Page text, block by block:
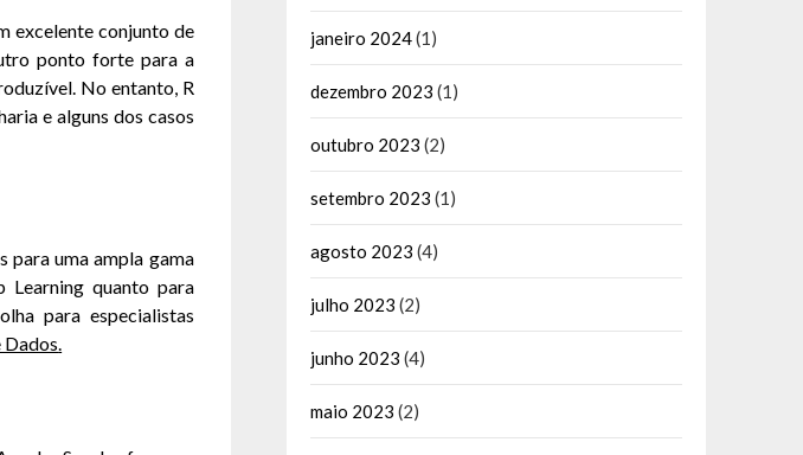
excelente conjunto de
ponto forte para a
No entanto, R
e alguns dos casos
para uma ampla gama
Learning quanto para
para especialistas
Dados.
janeiro 2024(1)
dezembro 2023 (1)
outubro 2023 (2)
setembro 2023 (1)
agosto 2023 (4)
julho 2023 (2)
junho 2023 (4)
maio 2023 (2)